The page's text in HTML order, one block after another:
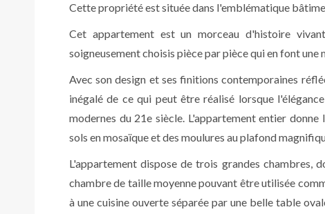
Cette propriété est située dans l'emblématique
Cet appartement est un morceau d'histoire
soigneusement choisis pièce par pièce qui en font une
Avec son design et ses finitions contemporaines
inégalé de ce qui peut être réalisé lorsque
modernes du 21e siècle. L'appartement entier
sols en mosaïque et des moulures au plafond
L'appartement dispose de trois grandes chambres,
chambre de taille moyenne pouvant être utilisée
à une cuisine ouverte séparée par une belle table